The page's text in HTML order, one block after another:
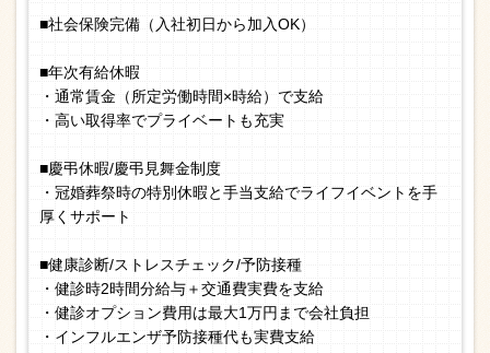
■社会保険完備（入社初日から加入OK）
■年次有給休暇
・通常賃金（所定労働時間×時給）で支給
・高い取得率でプライベートも充実
■慶弔休暇/慶弔見舞金制度
・冠婚葬祭時の特別休暇と手当支給でライフイベントを手
厚くサポート
■健康診断/ストレスチェック/予防接種
・健診時2時間分給与＋交通費実費を支給
・健診オプション費用は最大1万円まで会社負担
・インフルエンザ予防接種代も実費支給